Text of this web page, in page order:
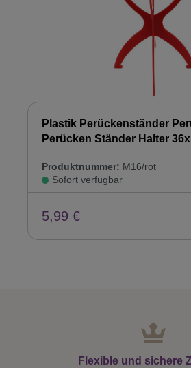
Plastik Perückenständer
Perücken Ständer Halter
Produktnummer: M16/rot
Sofort verfügbar
5,99 €
Flexible und sichere